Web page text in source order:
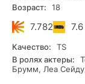
Возраст:
18
7.782 7.6
Качество:
TS
В ролях актеры:
Брумм, Леа